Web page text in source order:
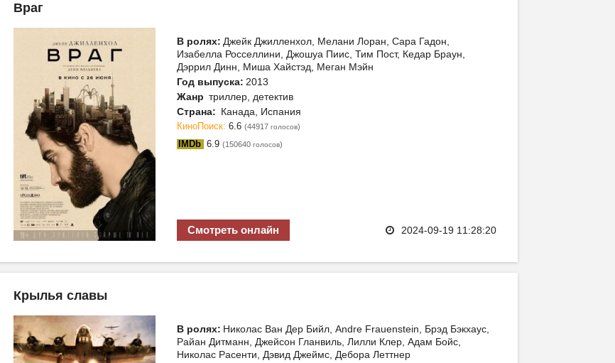
Враг
В ролях: Джейк Джилленхол, Мелани Лоран, Сара Гадон,
Изабелла Росселлини, Джошуа Пиис, Тим Пост, Кедар Браун,
Дэррил Динн, Миша Хайстэд, Меган Мэйн
Год выпуска: 2013
Жанр триллер, детектив
Страна: Канада, Испания
КиноПоиск: 6.6 (44917 голосов)
IMDb 6.9 (150640 голосов)
Смотреть онлайн 2024-09-19 11:28:20
Крылья славы
В ролях: Николас Ван Дер Бийл, Andre Frauenstein, Брэд Бэкхаус,
Райан Дитманн, Джейсон Гланвиль, Лилли Клер, Адам Бойс,
Николас Расенти, Дэвид Джеймс, Дебора Леттнер